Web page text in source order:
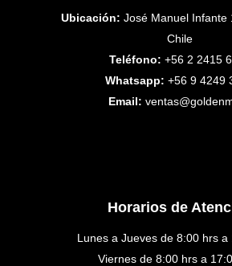
Ubicación: José Manuel Infante
Chile
Teléfono: +56 2 2415
Whatsapp: +56 9 4249
Email:
Horarios de
Lunes a Jueves de 8:00 hrs a
Viernes de 8:00 hrs a